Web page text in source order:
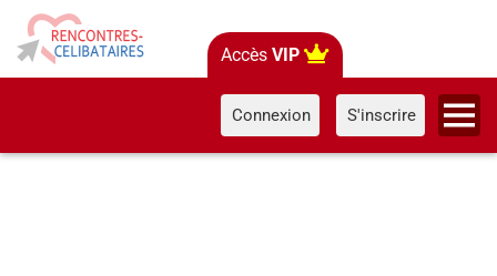
Accès VIP
Connexion S'inscrire